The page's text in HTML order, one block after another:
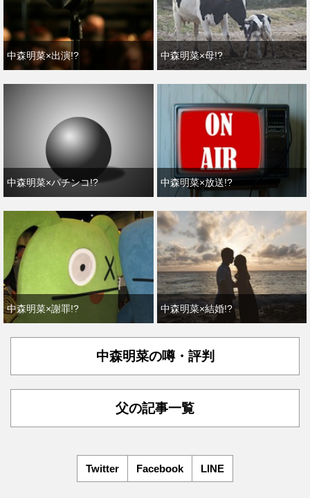
中森明菜×出演!? 中森明菜×母!?
中森明菜×パチンコ!? 中森明菜×放送!?
中森明菜×謝罪!? 中森明菜×結婚!?
中森明菜の噂・評判
父の記事一覧
Twitter Facebook LINE